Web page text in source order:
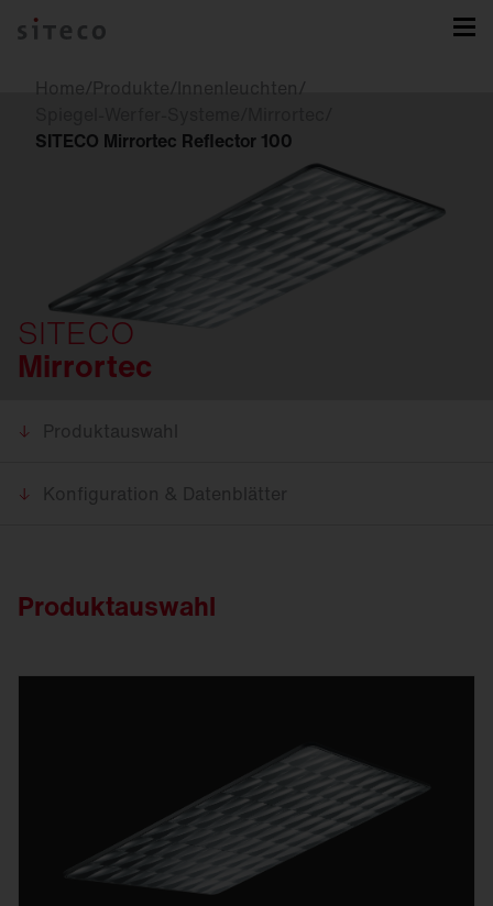
Home/Produkte/ Innenleuchten/
SITECO Mirrortec Reflector 100
SITECO
Mirrortec
Produktauswahl
Konfiguration & Datenblätter
Produktauswahl